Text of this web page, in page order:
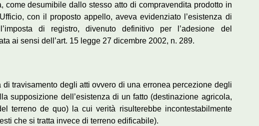
come desumibile dallo stesso atto di compravendita prodotto in
con il proposto appello, aveva evidenziato l’esistenza di
di registro, divenuto definitivo per l’adesione del
ai sensi dell’art. 15 legge 27 dicembre 2002, n. 289.
travisamento degli atti ovvero di una erronea percezione degli
supposizione dell’esistenza di un fatto (destinazione agricola,
terreno de quo) la cui verità risulterebbe incontestabilmente
che si tratta invece di terreno edificabile).